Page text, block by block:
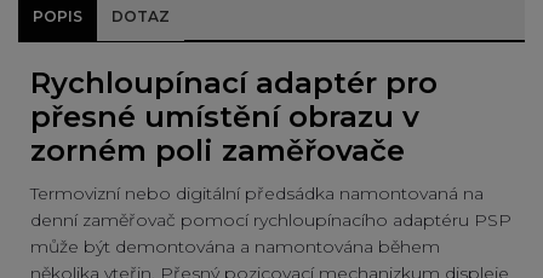
POPIS DOTAZ
Rychloupínací adaptér pro
přesné umístění obrazu v
zorném poli zaměřovače
Termovizní nebo digitální předsádka namontovaná na
denní zaměřovač pomocí rychloupínacího adaptéru PSP
může být demontována a namontována během
několika vteřin. Přesný pozicovací mechanizkum displeje